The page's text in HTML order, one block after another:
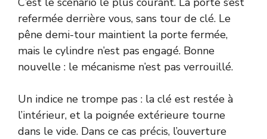
refermée derrière vous, sans tour de clé. Le
pêne demi-tour maintient la porte fermée,
mais le cylindre n’est pas engagé. Bonne
nouvelle : le mécanisme n’est pas verrouillé.
Un indice ne trompe pas : la clé est restée à
l’intérieur, et la poignée extérieure tourne
dans le vide. Dans ce cas précis, l’ouverture